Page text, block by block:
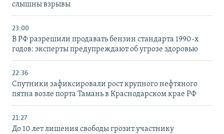
слышны взрывы
23:00
В РФ разрешили продавать бензин стандарта 1990-х
годов: эксперты предупреждают об угрозе здоровью
22:36
Спутники зафиксировали рост крупного нефтяного
пятна возле порта Тамань в Краснодарском крае РФ
21:27
До 10 лет лишения свободы грозит участнику